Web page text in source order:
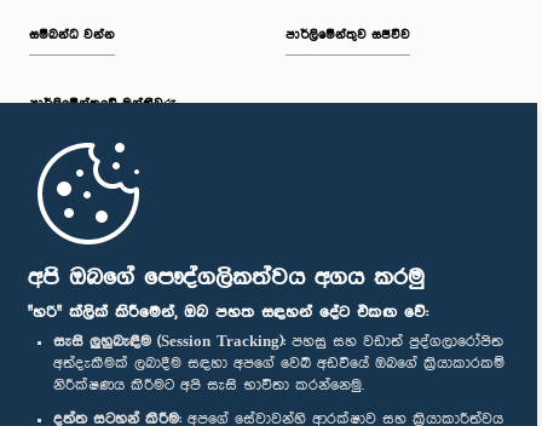
අපි ඔබගේ පෞද්ගලිකත්වය අගය කරමු
"හරි" ක්ලික් කිරීමෙන්, ඔබ පහත සඳහන් දේට එකඟ වේ:
සැසි ලුහුබැඳීම (Session Tracking): පහසු සහ වඩාත් පුද්ගලාරෝපිත
අත්දැකීමක් ලබාදීම සඳහා අපගේ වෙබ් අඩවියේ ඔබගේ ක්‍රියාකාරකම්
නිරීක්ෂණය කිරීමට අපි සැසි භාවිතා කරන්නෙමු.
දත්ත සටහන් කිරීම: අපගේ සේවාවන්හි ආරක්ෂාව සහ ක්‍රියාකාරීත්වය
සම්බන්ධ වන්න
පාර්ලි‌මේන්තුවේ මන්ත්‍රීවරු
මුල් පිටුව
පාර්ලිමේන්තුව සජීවීව
පාර්ලිමේන්තු ජංගම යෙදුම
අප හා සම්බන්ධ වී සිටින්න :